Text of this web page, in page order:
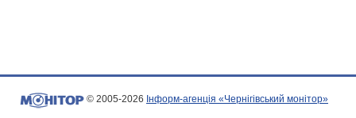
© 2005-2026 Інформ-агенція «Чернігівський монітор»